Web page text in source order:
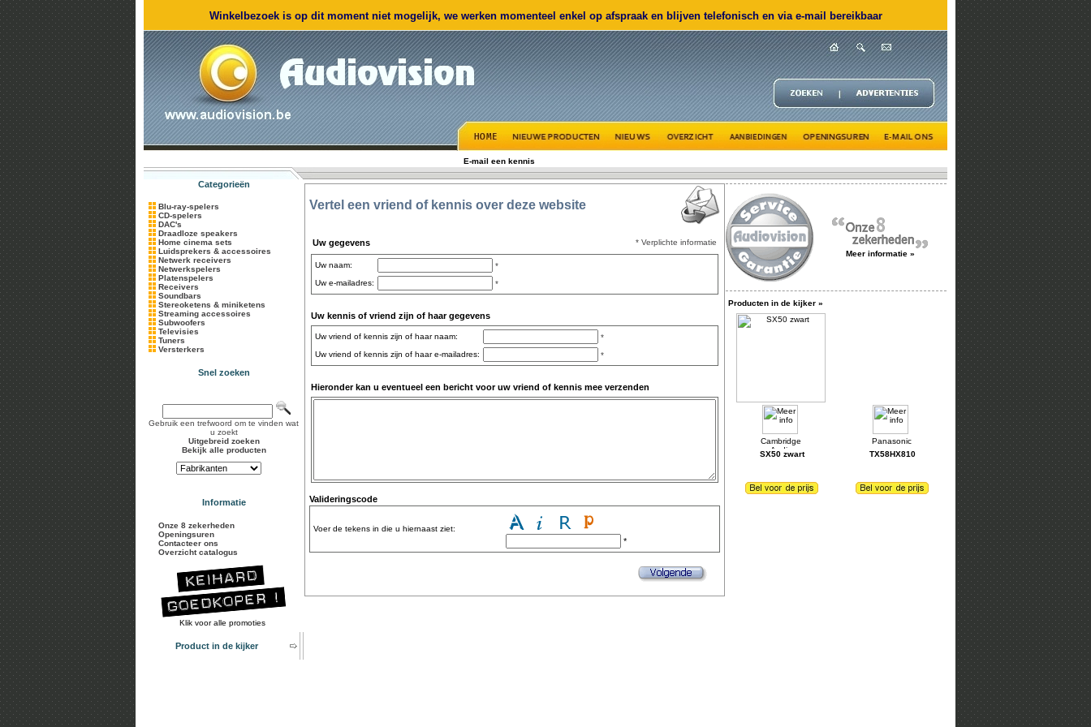
Winkelbezoek is op dit moment niet mogelijk, we werken momenteel enkel op afspraak en blijven telefonisch en via e-mail bereikbaar
E-mail een kennis
Categorieën
Blu-ray-spelers
CD-spelers
DAC's
Draadloze speakers
Home cinema sets
Luidsprekers & accessoires
Netwerk receivers
Netwerkspelers
Platenspelers
Receivers
Soundbars
Stereoketens & miniketens
Streaming accessoires
Subwoofers
Televisies
Tuners
Versterkers
Snel zoeken
Gebruik een trefwoord om te vinden wat
u zoekt
Uitgebreid zoeken
Bekijk alle producten
Informatie
Onze 8 zekerheden
Openingsuren
Contacteer ons
Overzicht catalogus
Klik voor alle promoties
Product in de kijker
Vertel een vriend of kennis over deze website
Uw gegevens * Verplichte informatie
Uw naam:
*
Uw e-mailadres:
*
Uw kennis of vriend zijn of haar gegevens
Uw vriend of kennis zijn of haar naam:
*
Uw vriend of kennis zijn of haar e-mailadres:
*
Hieronder kan u eventueel een bericht voor uw vriend of kennis mee verzenden
Valideringscode
Voer de tekens in die u hiernaast ziet:
*
Meer informatie »
Producten in de kijker »
SX50 zwart TX58HX810